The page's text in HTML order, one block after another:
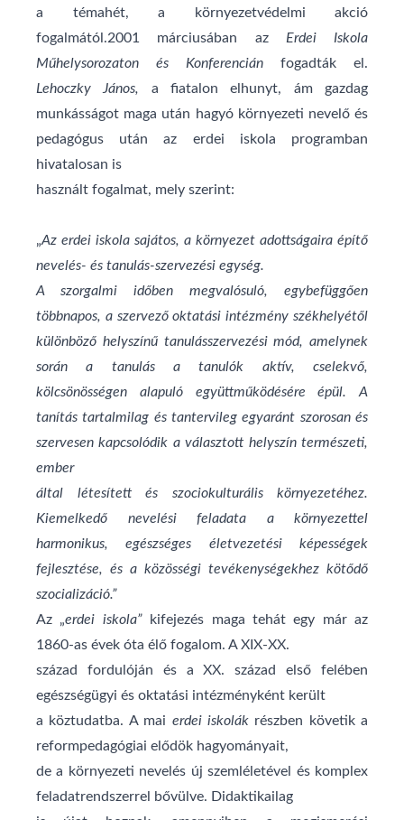
a témahét, a környezetvédelmi akció
fogalmától.2001 márciusában az Erdei Iskola
Műhelysorozaton és
Konferencián fogadták el.
Lehoczky János, a fiatalon elhunyt, ám gazdag
munkásságot maga után hagyó környezeti nevelő és
pedagógus után az erdei iskola programban
hivatalosan is
használt fogalmat, mely szerint:
„Az erdei iskola sajátos, a környezet adottságaira építő
nevelés- és tanulás-szervezési egység.
A szorgalmi időben megvalósuló, egybefüggően
többnapos, a szervező oktatási intézmény székhelyétől
különböző helyszínű tanulásszervezési mód, amelynek
során a tanulás a tanulók aktív, cselekvő,
kölcsönösségen alapuló együttműködésére épül. A
tanítás tartalmilag és tantervileg egyaránt szorosan és
szervesen kapcsolódik a választott helyszín természeti,
ember
által létesített és szociokulturális környezetéhez.
Kiemelkedő nevelési feladata a környezettel
harmonikus, egészséges életvezetési képességek
fejlesztése, és a közösségi tevékenységekhez kötődő
szocializáció.”
Az „erdei iskola”
kifejezés maga tehát egy már az
1860-as évek óta élő fogalom. A XIX-XX.
század fordulóján és a XX. század első felében
egészségügyi és oktatási intézményként került
a köztudatba. A mai erdei iskolák részben követik a
reformpedagógiai elődök hagyományait,
de a környezeti nevelés új szemléletével és komplex
feladatrendszerrel bővülve. Didaktikailag